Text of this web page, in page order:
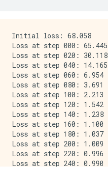
Initial loss: 68.058
Loss at step 000: 65.445
Loss at step 020: 30.118
Loss at step 040: 14.165
Loss at step 060: 6.954
Loss at step 080: 3.691
Loss at step 100: 2.213
Loss at step 120: 1.542
Loss at step 140: 1.238
Loss at step 160: 1.100
Loss at step 180: 1.037
Loss at step 200: 1.009
Loss at step 220: 0.996
Loss at step 240: 0.990